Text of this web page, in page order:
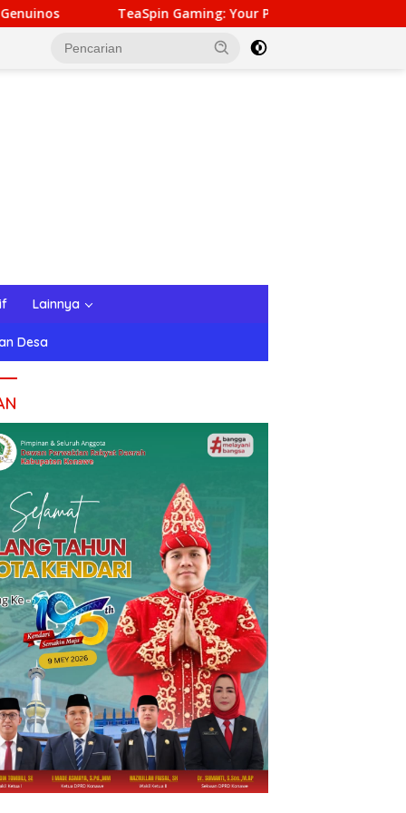
Gaming: Your Personal Gateway to Premium Online
Lainnya
Desa